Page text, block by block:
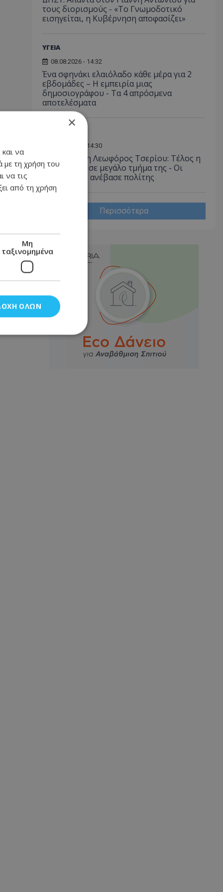
τους διορισμούς - «Το Γνωμοδοτικό
εισηγείται, η Κυβέρνηση αποφασίζει»
ΥΓΕΙΑ
08.08.2026 - 14:32
Ένα σφηνάκι ελαιόλαδο κάθε μέρα για 2
εβδομάδες – Η εμπειρία μιας
δημοσιογράφου - Τα 4 απρόσμενα
αποτελέσματα
08.08.2026 - 14:30
Αγνώριστη η Λεωφόρος Τσερίου: Τέλος η
ταλαιπωρία σε μεγάλο τμήμα της - Οι
εικόνες που ανέβασε πολίτης
Περισσότερα
×
και να
με τη χρήση του
να τις
από τη χρήση
Μη
ταξινομημένα
ΌΛΩΝ
και τη
cookies.
το
σύμφωνα με τον
των
από το
που μπορεί να
χρήστης πριν
του
με διάφορες
τους.
χρήστης
ιστότοπο και
και
Cookie-
θυμάται τις
cookie
το